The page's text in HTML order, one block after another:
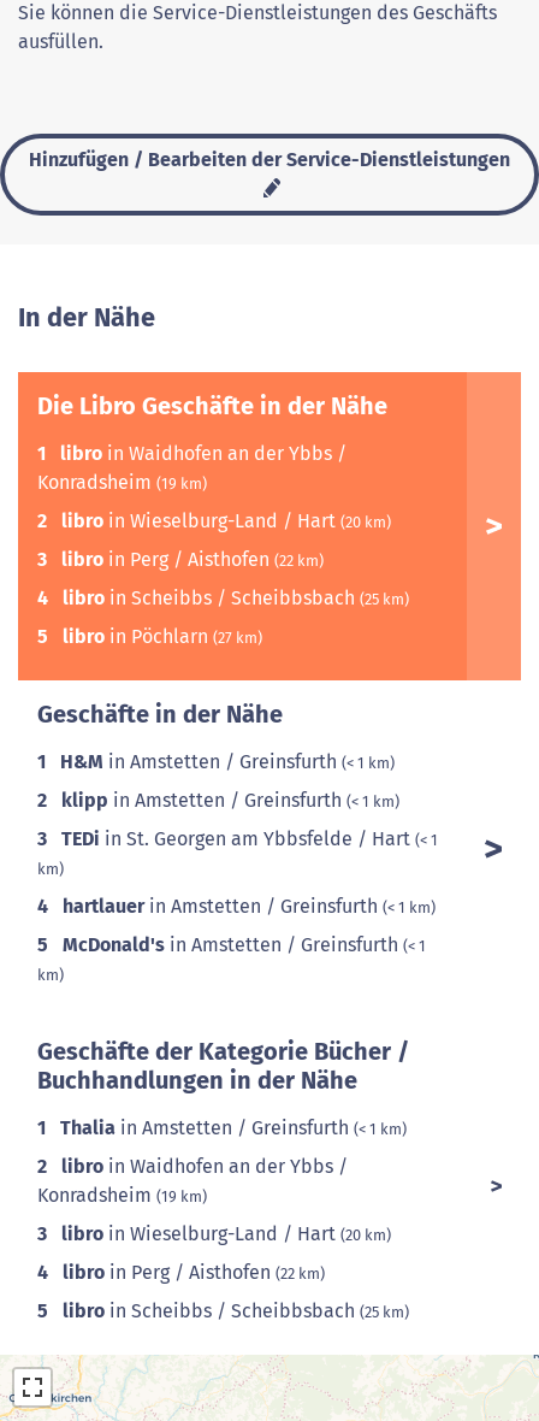
Sie können die Service-Dienstleistungen des Geschäfts
ausfüllen.
Hinzufügen / Bearbeiten der Service-Dienstleistungen
In der Nähe
Die Libro Geschäfte in der Nähe
1 libro in Waidhofen an der Ybbs /
Konradsheim (19 km)
2 libro in Wieselburg-Land / Hart (20 km)
3 libro in Perg / Aisthofen (22 km)
4 libro in Scheibbs / Scheibbsbach (25 km)
5 libro in Pöchlarn (27 km)
Geschäfte in der Nähe
1 H&M in Amstetten / Greinsfurth (< 1 km)
2 klipp in Amstetten / Greinsfurth (< 1 km)
3 TEDi in St. Georgen am Ybbsfelde / Hart (< 1
km)
4 hartlauerin Amstetten / Greinsfurth (< 1 km)
5 McDonald's in Amstetten / Greinsfurth (< 1
km)
Geschäfte der Kategorie Bücher /
Buchhandlungen in der Nähe
1 Thalia in Amstetten / Greinsfurth (< 1 km)
2 libro in Waidhofen an der Ybbs /
Konradsheim (19 km)
3 libro in Wieselburg-Land / Hart (20 km)
4 libro in Perg / Aisthofen (22 km)
5 libro in Scheibbs / Scheibbsbach (25 km)